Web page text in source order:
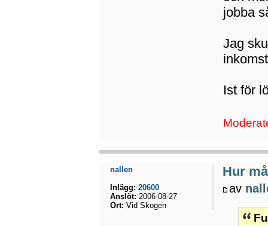
jobba
Jag
Ist för
Hur
av
nallen
Inlägg: 20600
Anslöt: 2006-08-27
Ort: Vid Skogen